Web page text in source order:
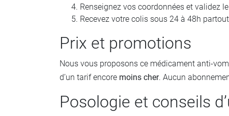
Renseignez vos coordonnées et validez
Recevez votre colis sous 24 à 48h
Prix et promotions
Nous vous proposons ce médicament anti-
d’un tarif encore moins cher. Aucun
Posologie et conseils